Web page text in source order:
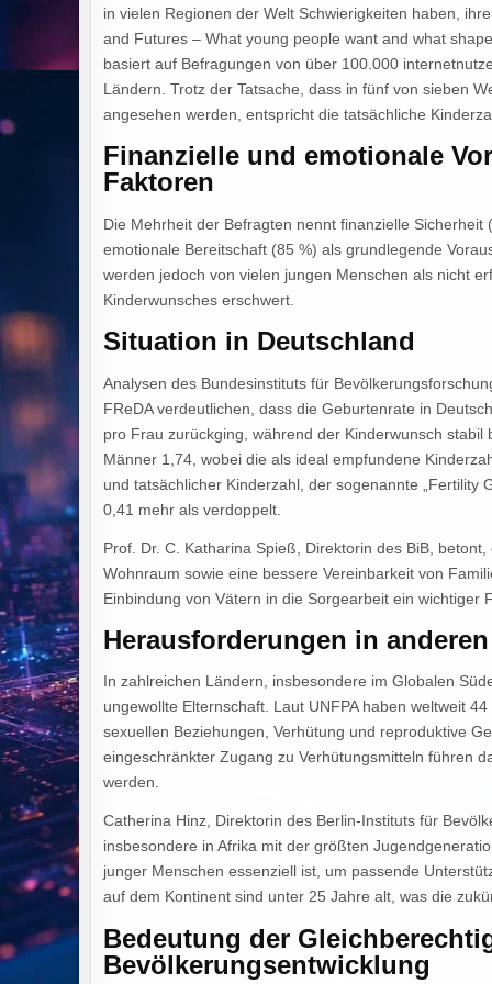
in vielen Regionen der Welt Schwierigkeiten haben,
and Futures – What young people want and what
basiert auf Befragungen von über 100.000
Ländern. Trotz der Tatsache, dass in fünf von sieben
angesehen werden, entspricht die tatsächliche
Finanzielle und emotionale
Faktoren
Die Mehrheit der Befragten nennt finanzielle
emotionale Bereitschaft (85 %) als grundlegende
werden jedoch von vielen jungen Menschen als nicht
Kinderwunsches erschwert.
Situation in Deutschland
Analysen des Bundesinstituts für
FReDA verdeutlichen, dass die Geburtenrate in
pro Frau zurückging, während der Kinderwunsch
Männer 1,74, wobei die als ideal empfundene
und tatsächlicher Kinderzahl, der sogenannte „Fertility
0,41 mehr als verdoppelt.
Prof. Dr. C. Katharina Spieß, Direktorin des BiB,
Wohnraum sowie eine bessere Vereinbarkeit von
Einbindung von Vätern in die Sorgearbeit ein wichtiger
Herausforderungen in
In zahlreichen Ländern, insbesondere im Globalen
ungewollte Elternschaft. Laut UNFPA haben weltweit
sexuellen Beziehungen, Verhütung und reproduktive
eingeschränkter Zugang zu Verhütungsmitteln führen
werden.
Catherina Hinz, Direktorin des Berlin-Instituts für
insbesondere in Afrika mit der größten
junger Menschen essenziell ist, um passende
auf dem Kontinent sind unter 25 Jahre alt, was die
Bedeutung der
Bevölkerungsentwicklung